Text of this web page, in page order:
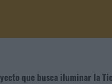
que busca iluminar la